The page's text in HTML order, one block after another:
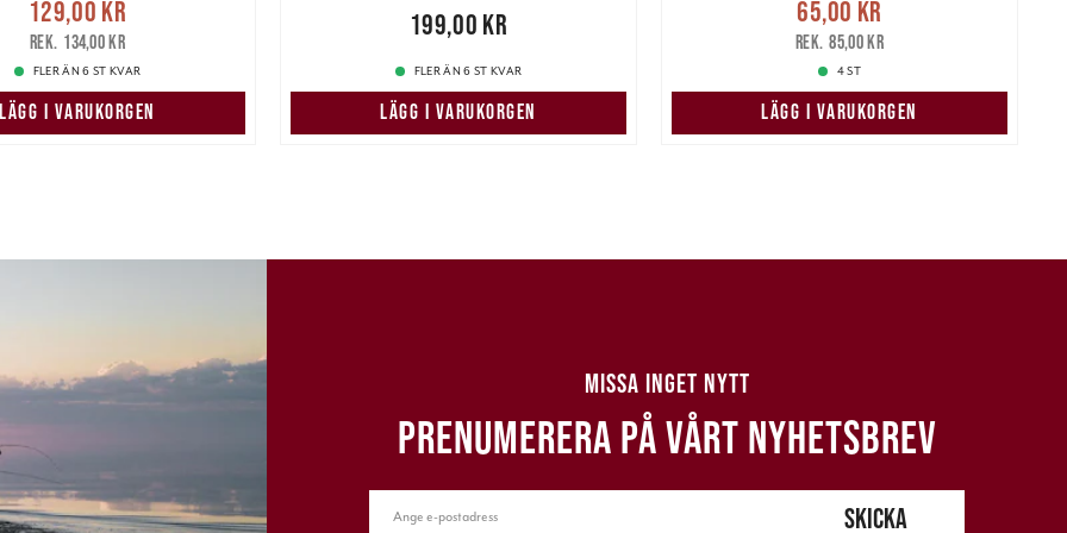
Nuvarande pris
Tidigare pris
129,00 kr
134,00 kr
FLER ÄN 6 ST KVAR
LÄGG I VARUKORGEN
199,00 kr199,00 kr
FLER ÄN 6 ST KVAR
LÄGG I VARUKORGEN
Nuvarande pris:65,00 kr
pris:85,00 kr
65,00 kr
85,00 kr
4 ST
LÄGG I VARUKORGEN
MISSA INGET NYTT
PRENUMERERA PÅ VÅRT NYHETSBREV
SKICKA